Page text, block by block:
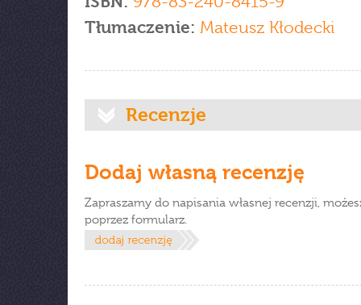
Tłumaczenie: Mateusz Kłodecki
Recenzje
Dodaj własną recenzję
Zapraszamy do napisania własnej recenzji,
poprzez formularz.